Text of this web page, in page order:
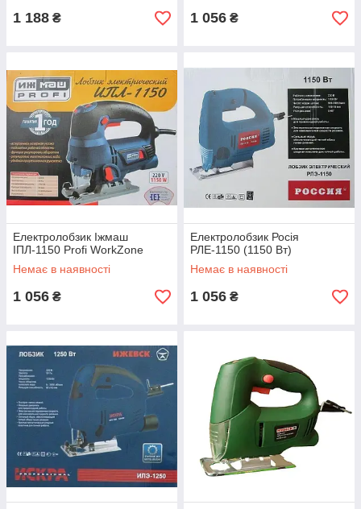
1 188 ₴ 1 056 ₴
Електролобзик Іжмаш
ІПЛ-1150 Profi WorkZone
Немає в наявності
1 056 ₴
Електролобзик Росія
РЛЕ-1150 (1150 Вт)
Немає в наявності
1 056 ₴